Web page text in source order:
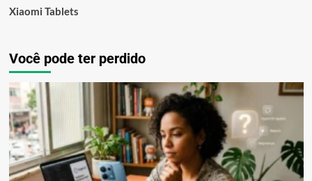
Xiaomi Tablets
Você pode ter perdido